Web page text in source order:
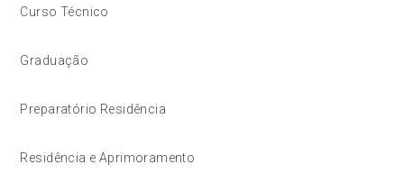
Curso Técnico
Graduação
Preparatório Residência
Residência e Aprimoramento